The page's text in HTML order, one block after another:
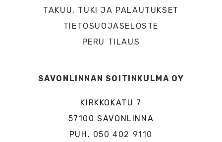
TAKUU, TUKI JA PALAUTUKSET
TIETOSUOJASELOSTE
PERU TILAUS
SAVONLINNAN SOITINKULMA OY
KIRKKOKATU 7
57100 SAVONLINNA
PUH. 050 402 9110